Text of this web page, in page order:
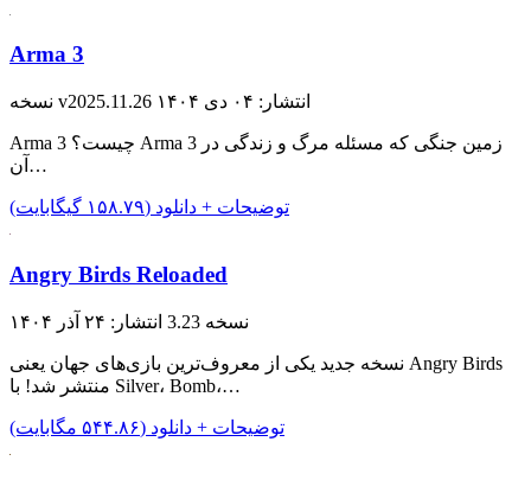
Arma 3
نسخه v2025.11.26 انتشار: ۰۴ دی ۱۴۰۴
Arma 3 چیست؟ Arma 3 زمین جنگی که مسئله مرگ و زندگی در
آن…
توضیحات + دانلود (۱۵۸.۷۹ گیگابایت)
Angry Birds Reloaded
نسخه 3.23 انتشار: ۲۴ آذر ۱۴۰۴
نسخه جدید یکی از معروف‌ترین بازی‌های جهان یعنی Angry Birds
منتشر شد! با Silver، Bomb،…
توضیحات + دانلود (۵۴۴.۸۶ مگابایت)